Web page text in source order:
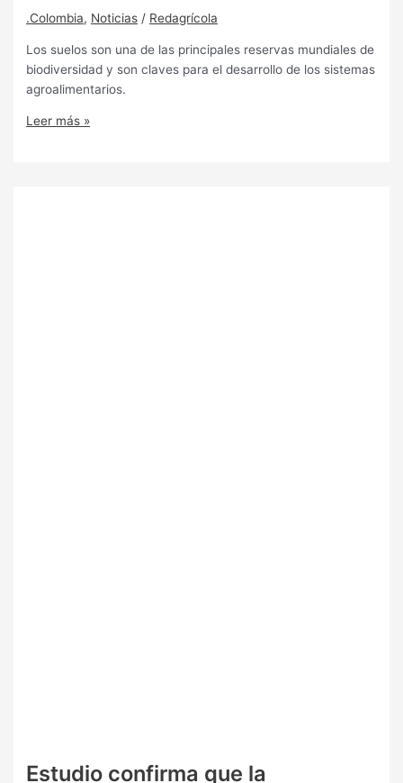
.Colombia, Noticias / Redagrícola
Los suelos son una de las principales reservas mundiales de
biodiversidad y son claves para el desarrollo de los sistemas
agroalimentarios.
Leer más »
Estudio confirma que la